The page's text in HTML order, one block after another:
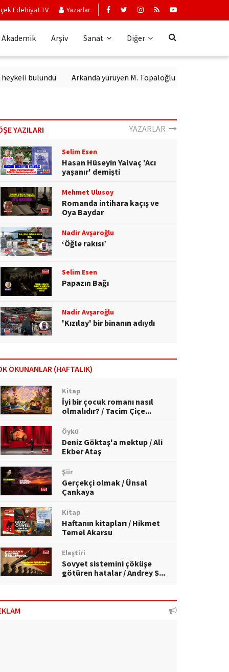
Edebiyat TV Yazarlar
Akademik Arşiv Sanat Diğer
bulundu Arkanda yürüyen M. Topaloğlu
YAZILARI YAZARLAR
Selim Esen
Hasan Hüseyin Yalvaç 'Acı
yaşanır' demişti
Mehmet Ulusoy
Romanda intihara kaçış ve
Oya Baydar
Nadir Avşaroğlu
‘Öğle rakısı’
Selim Esen
Papazın Bağı
Nadir Avşaroğlu
'Kızılay' bir binanın adıydı
OKUNANLAR (HAFTALIK)
Kitap
İyi bir çocuk romanı nasıl
olmalıdır? / Tacim Çiçe...
Öykü
Deniz Göktaş'a mektup / Ali
Ekber Ataş
Şiir
Gerçekçi olmak / Ünsal
Çankaya
Kitap
Haftanın kitapları / Hikmet
Temel Akarsu
Eleştiri
Sovyet sistemini çöküşe
götüren hatalar / Andrey S...